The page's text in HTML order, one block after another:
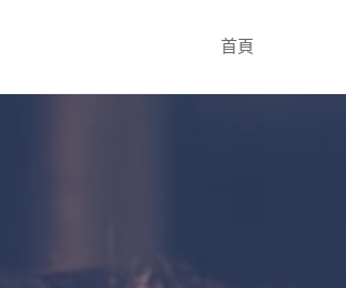
首頁